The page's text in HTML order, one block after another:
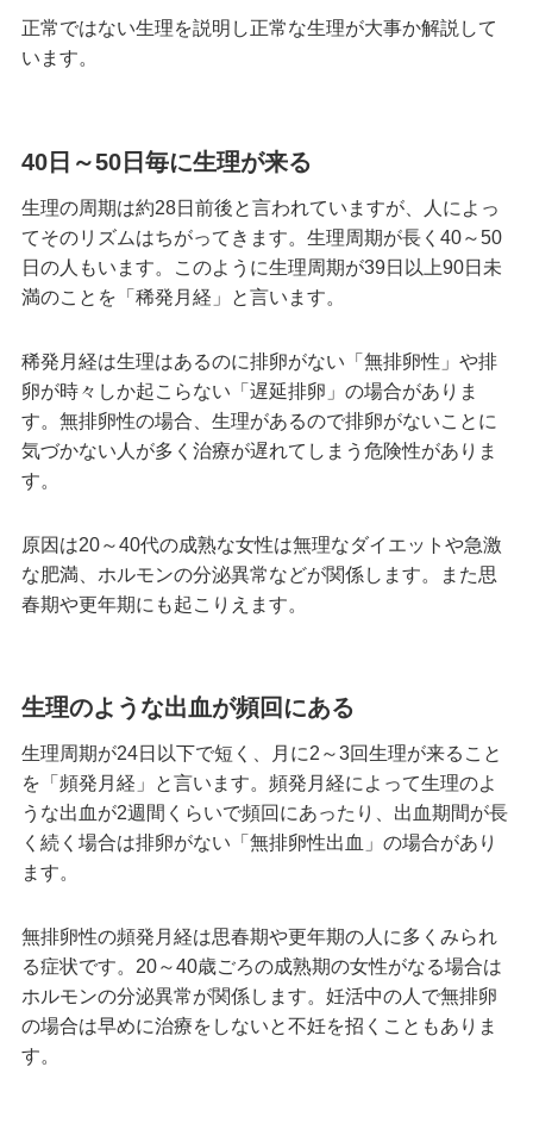
正常ではない生理を説明し正常な生理が大事か解説して
います。
40日～50日毎に生理が来る
生理の周期は約28日前後と言われていますが、人によっ
てそのリズムはちがってきます。生理周期が長く40～50
日の人もいます。このように生理周期が39日以上90日未
満のことを「稀発月経」と言います。
稀発月経は生理はあるのに排卵がない「無排卵性」や排
卵が時々しか起こらない「遅延排卵」の場合がありま
す。無排卵性の場合、生理があるので排卵がないことに
気づかない人が多く治療が遅れてしまう危険性がありま
す。
原因は20～40代の成熟な女性は無理なダイエットや急激
な肥満、ホルモンの分泌異常などが関係します。また思
春期や更年期にも起こりえます。
生理のような出血が頻回にある
生理周期が24日以下で短く、月に2～3回生理が来ること
を「頻発月経」と言います。頻発月経によって生理のよ
うな出血が2週間くらいで頻回にあったり、出血期間が長
く続く場合は排卵がない「無排卵性出血」の場合があり
ます。
無排卵性の頻発月経は思春期や更年期の人に多くみられ
る症状です。20～40歳ごろの成熟期の女性がなる場合は
ホルモンの分泌異常が関係します。妊活中の人で無排卵
の場合は早めに治療をしないと不妊を招くこともありま
す。